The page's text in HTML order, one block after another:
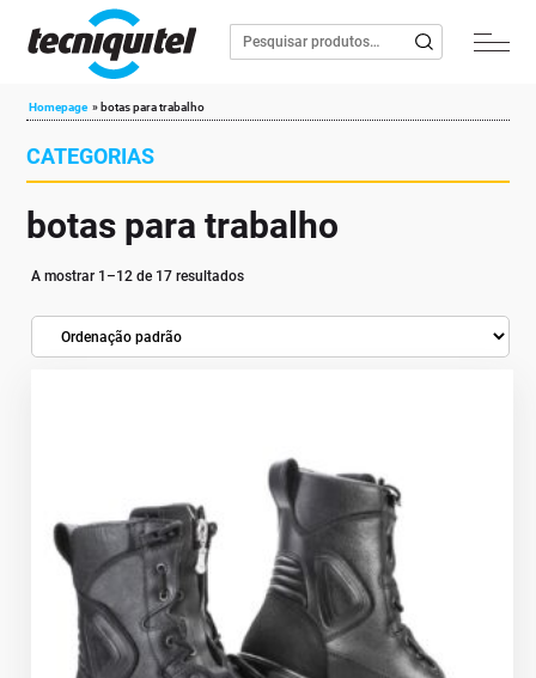
Homepage » botas para trabalho
CATEGORIAS
botas para trabalho
A mostrar 1–12 de 17 resultados